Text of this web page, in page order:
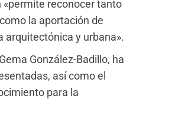
«permite reconocer tanto
la aportación de
y urbana».
González-Badillo, ha
así como el
para la